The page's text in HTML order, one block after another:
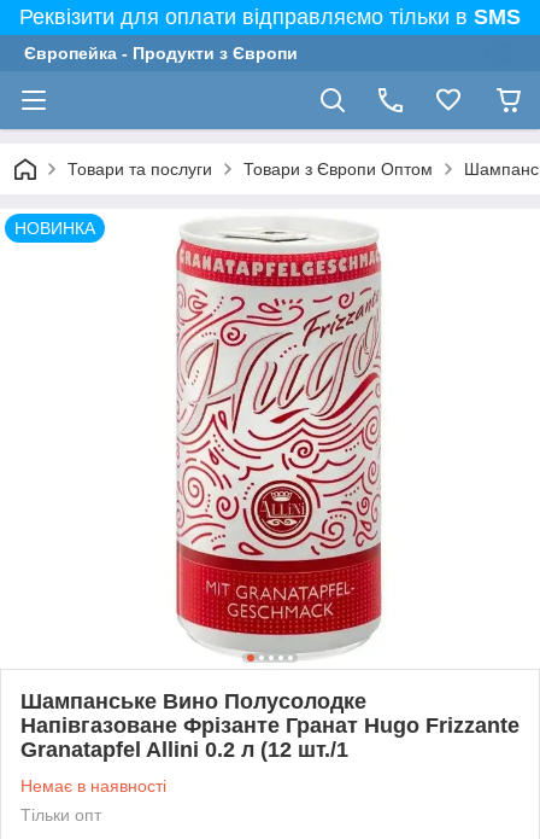
Реквізити для оплати відправляємо тільки в SMS
Європейка - Продукти з Європи
Товари та послуги Товари з Європи Оптом
НОВИНКА
Шампанське Вино Полусолодке
Напівгазоване Фрізанте Гранат Hugo Frizzante
Granatapfel Allini 0.2 л (12 шт./1
Немає в наявності
Тільки опт